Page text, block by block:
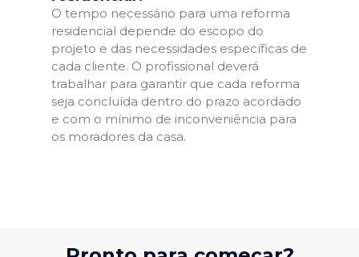
O tempo necessário para uma reforma
residencial depende do escopo do
projeto e das necessidades específicas de
cada cliente. O profissional deverá
trabalhar para garantir que cada reforma
seja concluída dentro do prazo acordado
e com o mínimo de inconveniência para
os moradores da casa.